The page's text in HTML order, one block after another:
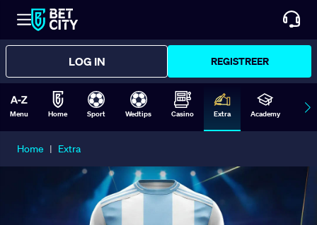
LOG IN REGISTREER
Menu Home Sport Wedtips Casino Extra Academy
Home | Extra